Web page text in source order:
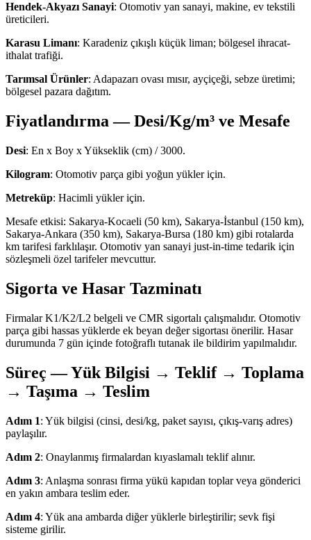
Hendek-Akyazı Sanayi: Otomotiv yan sanayi, makine, ev tekstili
üreticileri.
Karasu Limanı: Karadeniz çıkışlı küçük liman; bölgesel ihracat-
ithalat trafiği.
Tarımsal Ürünler: Adapazarı ovası mısır, ayçiçeği, sebze üretimi;
bölgesel pazara dağıtım.
Fiyatlandırma — Desi/Kg/m³ ve Mesafe
Desi: En x Boy x Yükseklik (cm) / 3000.
Kilogram: Otomotiv parça gibi yoğun yükler için.
Metreküp: Hacimli yükler için.
Mesafe etkisi: Sakarya-Kocaeli (50 km), Sakarya-İstanbul (150 km),
Sakarya-Ankara (350 km), Sakarya-Bursa (180 km) gibi rotalarda
km tarifesi farklılaşır. Otomotiv yan sanayi just-in-time tedarik için
sözleşmeli özel tarifeler mevcuttur.
Sigorta ve Hasar Tazminatı
Firmalar K1/K2/L2 belgeli ve CMR sigortalı çalışmalıdır. Otomotiv
parça gibi hassas yüklerde ek beyan değer sigortası önerilir. Hasar
durumunda 7 gün içinde fotoğraflı tutanak ile bildirim yapılmalıdır.
Süreç — Yük Bilgisi → Teklif → Toplama
→ Taşıma → Teslim
Adım 1: Yük bilgisi (cinsi, desi/kg, paket sayısı, çıkış-varış adres)
paylaşılır.
Adım 2: Onaylanmış firmalardan kıyaslamalı teklif alınır.
Adım 3: Anlaşma sonrası firma yükü kapıdan toplar veya gönderici
en yakın ambara teslim eder.
Adım 4: Yük ana ambarda diğer yüklerle birleştirilir; sevk fişi
sisteme girilir.